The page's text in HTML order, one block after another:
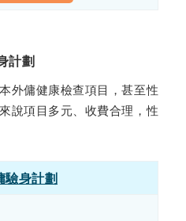
計劃
外傭健康檢查項目，甚至性
說項目多元、收費合理，性
驗身計劃